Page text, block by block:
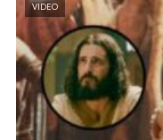
VIDEO